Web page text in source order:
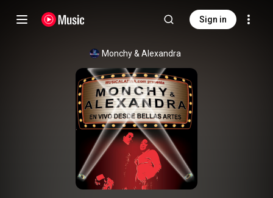
Sign in
Monchy & Alexandra